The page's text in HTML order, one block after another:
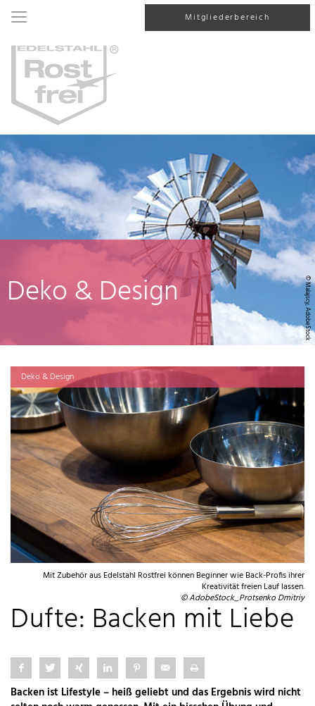
Mitgliederbereich
© Malajscy, AdobeStock
Deko & Design
Deko & Design
Mit Zubehör aus Edelstahl Rostfrei können Beginner wie Back-Profis ihrer
Kreativität freien Lauf lassen.
© AdobeStock_Protsenko Dmitriy
Dufte: Backen mit Liebe
Backen ist Lifestyle – heiß geliebt und das Ergebnis wird nicht